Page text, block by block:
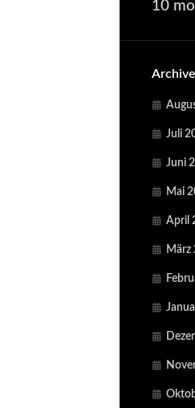
10
Archive
Juli
Juni
Mai
April
März